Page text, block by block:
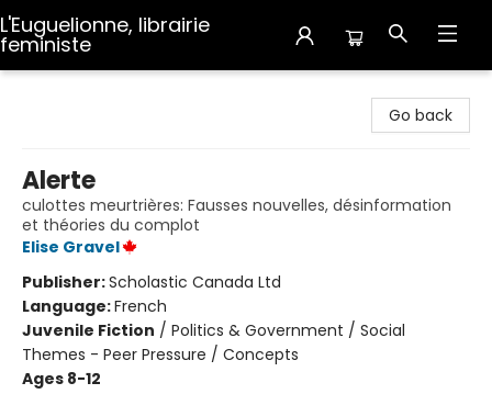
L'Euguelionne, librairie
feministe
Go back
Alerte
culottes meurtrières: Fausses nouvelles, désinformation
et théories du complot
Elise Gravel
Publisher:Scholastic Canada Ltd
Language:French
Juvenile Fiction / Politics & Government / Social
Themes - Peer Pressure / Concepts
Ages 8-12